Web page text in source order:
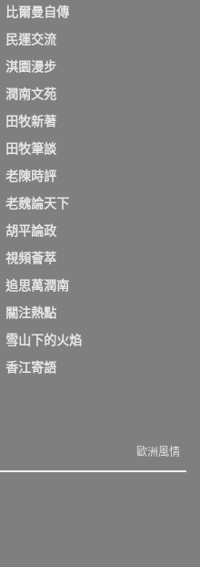
比爾曼自傳
民運交流
淇園漫步
潤南文苑
田牧新著
田牧筆談
老陳時評
老魏論天下
胡平論政
視頻薈萃
追思萬潤南
關注熱點
雪山下的火焰
香江寄語
歐洲風情